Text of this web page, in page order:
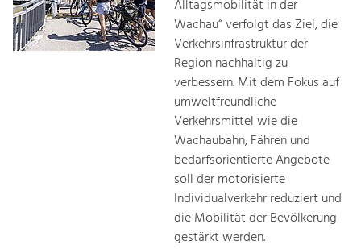
Alltagsmobilität in der
Wachau“ verfolgt das Ziel, die
Verkehrsinfrastruktur der
Region nachhaltig zu
verbessern. Mit dem Fokus auf
umweltfreundliche
Verkehrsmittel wie die
Wachaubahn, Fähren und
bedarfsorientierte Angebote
soll der motorisierte
Individualverkehr reduziert und
die Mobilität der Bevölkerung
gestärkt werden.